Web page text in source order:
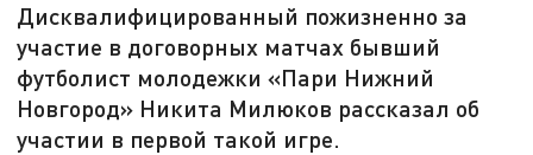
Дисквалифицированный пожизненно за
участие в договорных матчах бывший
футболист молодежки «Пари Нижний
Новгород» Никита Милюков рассказал об
участии в первой такой игре.